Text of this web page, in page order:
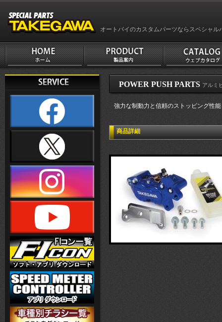
オートバイのカスタムパーツならスペシャル
POWER PUSH PARTS アルミ
強力な制動力と信頼のストッピング性
商品詳細